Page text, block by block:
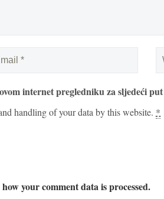
internet pregledniku za sljedeći
handling of your data by this website. *
your comment data is processed.